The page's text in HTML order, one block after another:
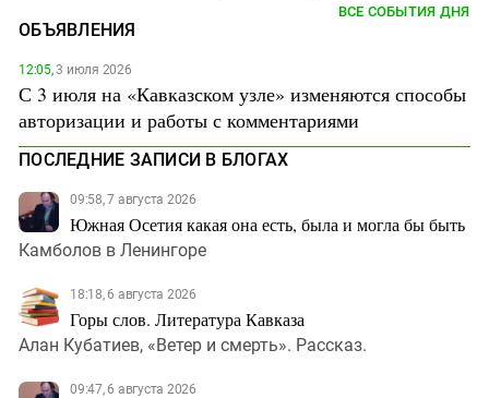
ВСЕ СОБЫТИЯ ДНЯ
ОБЪЯВЛЕНИЯ
12:05,3 июля 2026
С 3 июля на «Кавказском узле» изменяются способы
авторизации и работы с комментариями
ПОСЛЕДНИЕ ЗАПИСИ В БЛОГАХ
09:58, 7 августа 2026
Южная Осетия какая она есть, была и могла бы быть
Камболов в Ленингоре
18:18, 6 августа 2026
Горы слов. Литература Кавказа
Алан Кубатиев, «Ветер и смерть». Рассказ.
09:47, 6 августа 2026